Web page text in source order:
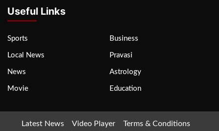
Useful Links
Sports Business
Local News Pravasi
News Astrology
Movie Education
Latest News Video Player
Terms & Conditions